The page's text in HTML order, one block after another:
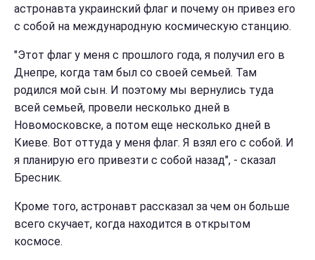
астронавта украинский флаг и почему он привез его
с собой на международную космическую станцию.
"Этот флаг у меня с прошлого года, я получил его в
Днепре, когда там был со своей семьей. Там
родился мой сын. И поэтому мы вернулись туда
всей семьей, провели несколько дней в
Новомосковске, а потом еще несколько дней в
Киеве. Вот оттуда у меня флаг. Я взял его с собой. И
я планирую его привезти с собой назад", - сказал
Бресник.
Кроме того, астронавт рассказал за чем он больше
всего скучает, когда находится в открытом
космосе.